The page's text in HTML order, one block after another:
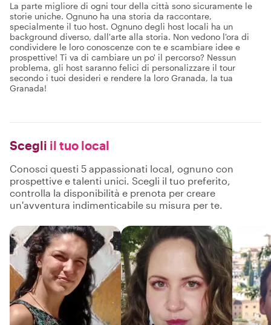
La parte migliore di ogni tour della città sono sicuramente le
storie uniche. Ognuno ha una storia da raccontare,
specialmente il tuo host. Ognuno degli host locali ha un
background diverso, dall'arte alla storia. Non vedono l'ora di
condividere le loro conoscenze con te e scambiare idee e
prospettive! Ti va di cambiare un po' il percorso? Nessun
problema, gli host saranno felici di personalizzare il tour
secondo i tuoi desideri e rendere la loro Granada, la tua
Granada!
Scegli il tuo local
Conosci questi 5 appassionati local, ognuno con
prospettive e talenti unici. Scegli il tuo preferito,
controlla la disponibilità e prenota per creare
un'avventura indimenticabile su misura per te.